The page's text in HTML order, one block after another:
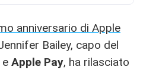
anniversario di Apple
Bailey, capo del
e Apple Pay, ha rilasciato